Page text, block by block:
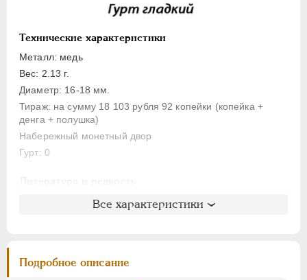
Технические характеристики
Металл: медь
Вес: 2.13 г.
Диаметр: 16-18 мм.
Тираж: на сумму 18 103 рубля 92 копейки (копейка +
денга + полушка)
Набережный монетный двор
Гурт: 0
: #2963 (R1)
Дьяков: 209-2
Все характеристики
Подробное описание
1725-1727
ПЕТР II 1727-1729
АННА ИОАННОВНА
ИОАНН АНТОНОВИЧ
ЕЛИЗАВЕТА 1741-1762
ПЕТР III 1762-1762
ЕКАТЕРИНА II
1762-1796
ПАВЕЛ I
1855-1881
ВРЕМЕННОЕ ПРАВ. 1917-1918